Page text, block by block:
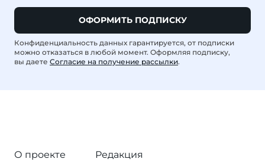
ОФОРМИТЬ ПОДПИСКУ
Конфиденциальность данных гарантируется, от подписки
можно отказаться в любой момент. Оформляя подписку,
вы даете Согласие на получение рассылки.
О проекте
Редакция